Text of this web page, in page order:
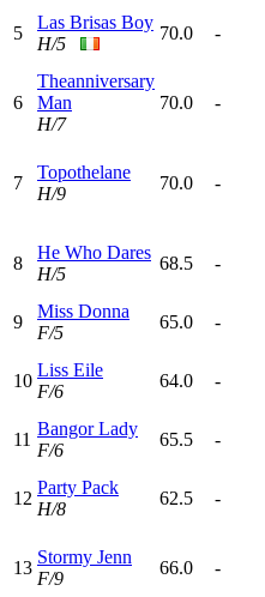
5
Las Brisas Boy
H/5
70.0 -
6
Theanniversary
Man
H/7
70.0 -
7
Topothelane
H/9
70.0 -
8
He Who Dares
H/5
68.5 -
9
Miss Donna
F/5
65.0 -
10
Liss Eile
F/6
64.0 -
11
Bangor Lady
F/6
65.5 -
12
Party Pack
H/8
62.5 -
13
Stormy Jenn
F/9
66.0 -